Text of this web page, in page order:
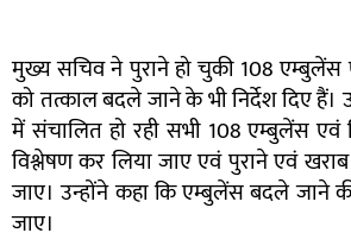
मुख्य सचिव ने पुराने हो चुकी 108 एम्बुलेंस
को तत्काल बदले जाने के भी निर्देश दिए हैं।
में संचालित हो रही सभी 108 एम्बुलेंस एवं
विश्लेषण कर लिया जाए एवं पुराने एवं खराब
जाए। उन्होंने कहा कि एम्बुलेंस बदले जाने की
जाए।